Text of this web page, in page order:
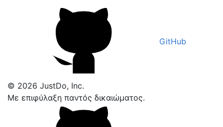
GitHub
© 2026 JustDo, Inc.
Με επιφύλαξη παντός δικαιώματος.